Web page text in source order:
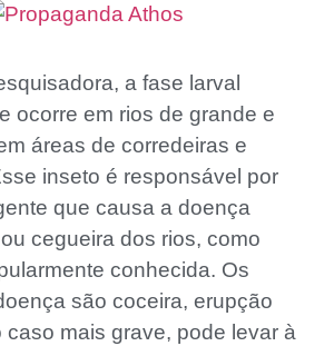
a fase larval
ocorre em rios de grande e
áreas de corredeiras e
inseto é responsável por
que causa a doença
cegueira dos rios, como
conhecida. Os
são coceira, erupção
caso mais grave, pode levar à